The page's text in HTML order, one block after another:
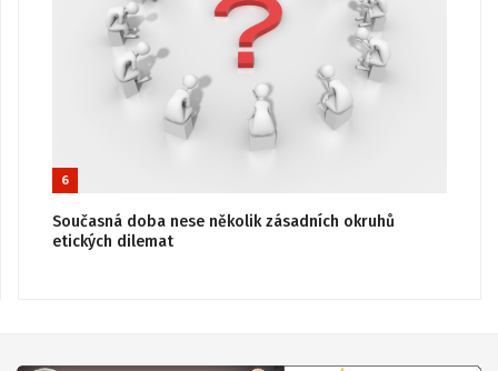
6
Současná doba nese několik zásadních okruhů
etických dilemat